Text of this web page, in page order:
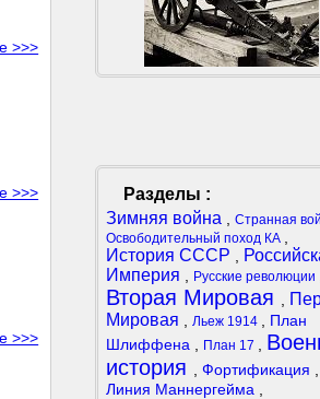
>>>
>>>
>>>
Разделы :
Зимняя война
Странная
Освободительный поход КА
История СССР
Империя
Русские революции
Вторая Мировая
Мировая
Льеж 1914
План
Шлиффена
План 17
история
Фортификация
Линия Маннергейма